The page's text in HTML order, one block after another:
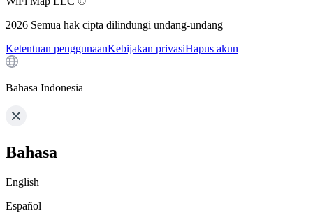
2026 Semua hak cipta dilindungi undang-undang
Ketentuan penggunaanKebijakan privasiHapus akun
Bahasa Indonesia
Bahasa
English
Español